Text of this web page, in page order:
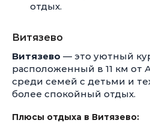
отдых.
Витязево
Витязево — это уютный
расположенный в 11 км от
среди семей с детьми и
более спокойный отдых.
Плюсы отдыха в Витязево: